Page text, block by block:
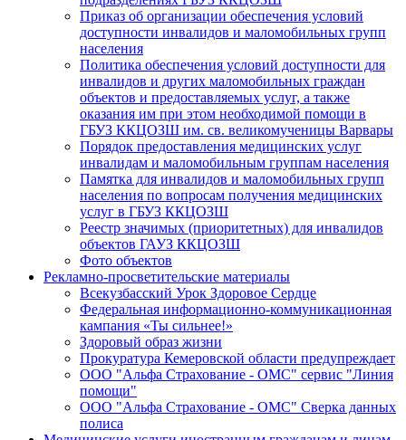
Приказ об организации обеспечения условий
доступности инвалидов и маломобильных групп
населения
Политика обеспечения условий доступности для
инвалидов и других маломобильных граждан
объектов и предоставляемых услуг, а также
оказания им при этом необходимой помощи в
ГБУЗ ККЦОЗШ им. св. великомученицы Варвары
Порядок предоставления медицинских услуг
инвалидам и маломобильным группам населения
Памятка для инвалидов и маломобильных групп
населения по вопросам получения медицинских
услуг в ГБУЗ ККЦОЗШ
Реестр значимых (приоритетных) для инвалидов
объектов ГАУЗ ККЦОЗШ
Фото объектов
Рекламно-просветительские материалы
Всекузбасский Урок Здоровое Сердце
Федеральная информационно-коммуникационная
кампания «Ты сильнее!»
Здоровый образ жизни
Прокуратура Кемеровской области предупреждает
ООО "Альфа Страхование - ОМС" сервис "Линия
помощи"
ООО "Альфа Страхование - ОМС" Сверка данных
полиса